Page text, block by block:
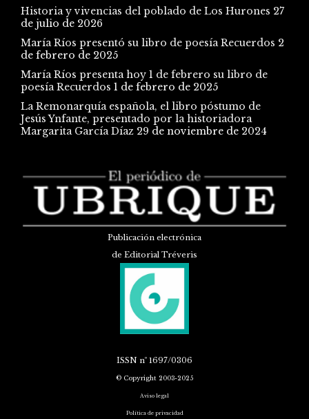
Historia y vivencias del poblado de Los Hurones 27
de julio de 2026
María Ríos presentó su libro de poesía Recuerdos 2
de febrero de 2025
María Ríos presenta hoy 1 de febrero su libro de
poesía Recuerdos 1 de febrero de 2025
La Remonarquía española, el libro póstumo de
Jesús Ynfante, presentado por la historiadora
Margarita García Díaz 29 de noviembre de 2024
Publicación electrónica
de Editorial Tréveris
ISSN nº 1697/0306
© Copyright 2003-2025
Aviso legal
Política de privacidad